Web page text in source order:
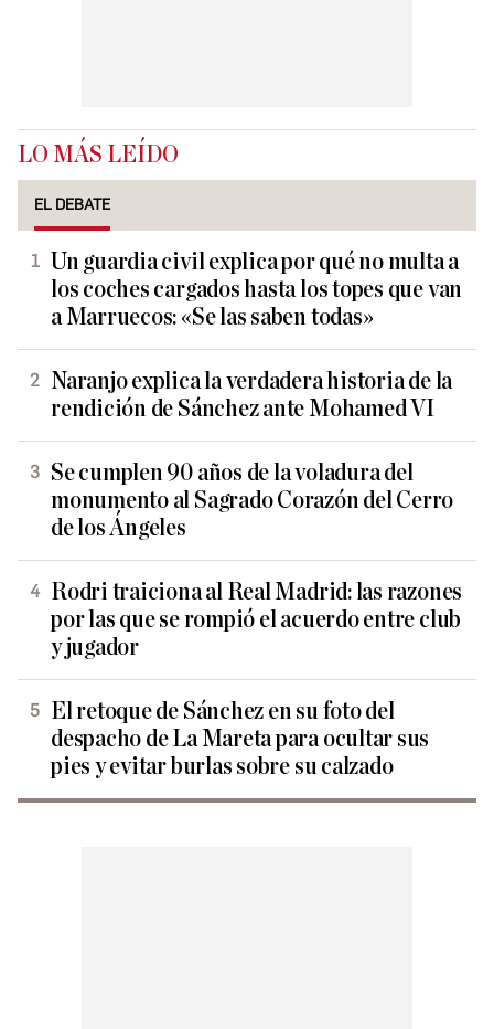
LO MÁS LEÍDO
EL DEBATE
Un guardia civil explica por qué no multa a
los coches cargados hasta los topes que van
a Marruecos: «Se las saben todas»
Naranjo explica la verdadera historia de la
rendición de Sánchez ante Mohamed VI
Se cumplen 90 años de la voladura del
monumento al Sagrado Corazón del Cerro
de los Ángeles
Rodri traiciona al Real Madrid: las razones
por las que se rompió el acuerdo entre club
y jugador
El retoque de Sánchez en su foto del
despacho de La Mareta para ocultar sus
pies y evitar burlas sobre su calzado